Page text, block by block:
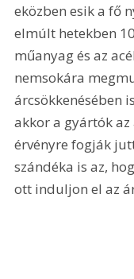
eközben esik a fő
elmúlt hetekben
műanyag és az
nemsokára
árcsökkenésében
akkor a gyártók
érvényre fogják
szándéka is az,
ott induljon el az